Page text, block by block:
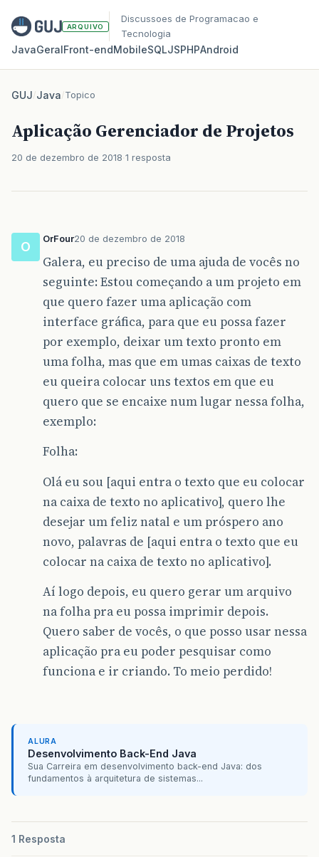
ARQUIVO
Discussoes de Programacao e
Tecnologia
JavaGeralFront‑endMobileSQLJSPHPAndroid
GUJ/Java/Topico
Aplicação Gerenciador de Projetos
20 de dezembro de 2018 1 resposta
O
OrFour20 de dezembro de 2018
Galera, eu preciso de uma ajuda de vocês no
seguinte: Estou começando a um projeto em
que quero fazer uma aplicação com
interface gráfica, para que eu possa fazer
por exemplo, deixar um texto pronto em
uma folha, mas que em umas caixas de texto
eu queira colocar uns textos em que eu
quero que se encaixe num lugar nessa folha,
exemplo:
Folha:
Olá eu sou [aqui entra o texto que eu colocar
na caixa de texto no aplicativo], quero lhe
desejar um feliz natal e um próspero ano
novo, palavras de [aqui entra o texto que eu
colocar na caixa de texto no aplicativo].
Aí logo depois, eu quero gerar um arquivo
na folha pra eu possa imprimir depois.
Quero saber de vocês, o que posso usar nessa
aplicação pra eu poder pesquisar como
funciona e ir criando. To meio perdido!
ALURA
Desenvolvimento Back-End Java
Sua Carreira em desenvolvimento back-end Java: dos
fundamentos à arquitetura de sistemas...
1 Resposta